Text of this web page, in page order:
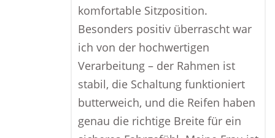
komfortable Sitzposition.
Besonders positiv überrascht war
ich von der hochwertigen
Verarbeitung – der Rahmen ist
stabil, die Schaltung funktioniert
butterweich, und die Reifen haben
genau die richtige Breite für ein